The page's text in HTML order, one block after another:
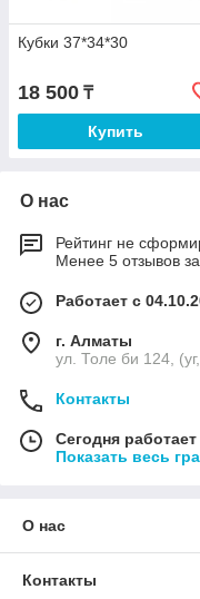
Кубки 37*34*30
18 500 ₸
Купить
О нас
Рейтинг не
Менее 5 отзывов
Работает с
г. Алматы
ул. Толе би 124,
Контакты
Сегодня
Показать весь
О нас
Контакты